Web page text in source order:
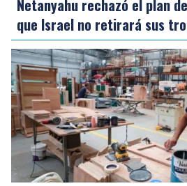
Netanyahu rechazó el plan
que Israel no retirará sus